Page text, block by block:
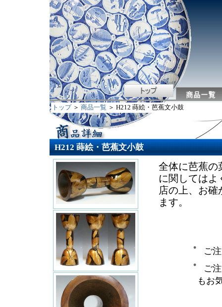
トップ ＞ 商品一覧 ＞ H212 蒔絵・芭蕉文小鼓
H212 蒔絵・芭蕉文小鼓
全体に芭蕉の
に関してはよ
店の上、お
ます。
ご
ご
もお